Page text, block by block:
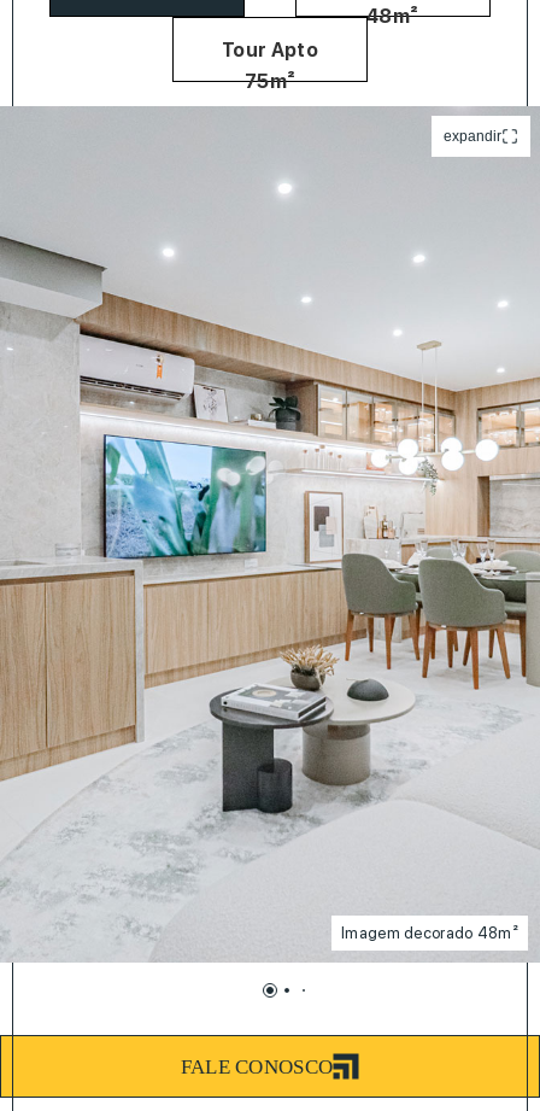
48m²
Tour Apto
75m²
Imagem decorado 48m²
expandir
FALE CONOSCO